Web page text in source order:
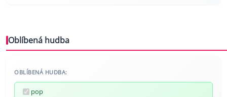
Oblíbená hudba
OBLÍBENÁ HUDBA:
pop